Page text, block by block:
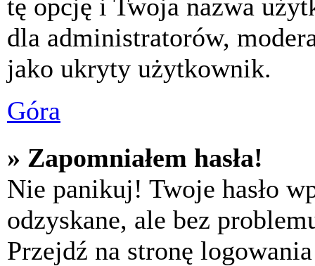
tę opcję i Twoja nazwa
dla administratorów,
jako ukryty użytkownik.
Góra
» Zapomniałem hasła!
Nie panikuj! Twoje hasło
odzyskane, ale bez
Przejdź na stronę